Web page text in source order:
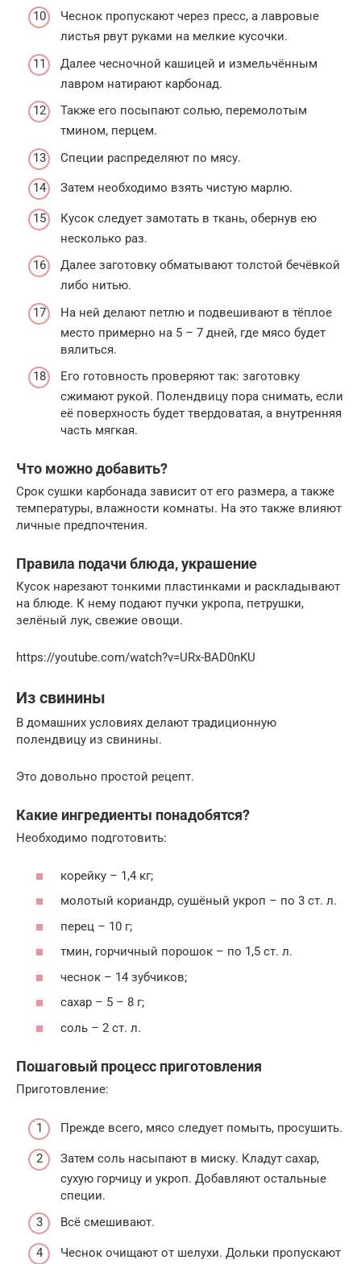
Чеснок пропускают через пресс, а лавровые
листья рвут руками на мелкие кусочки.
Далее чесночной кашицей и измельчённым
лавром натирают карбонад.
Также его посыпают солью, перемолотым
тмином, перцем.
Специи распределяют по мясу.
Затем необходимо взять чистую марлю.
Кусок следует замотать в ткань, обернув ею
несколько раз.
Далее заготовку обматывают толстой бечёвкой
либо нитью.
На ней делают петлю и подвешивают в тёплое
место примерно на 5 – 7 дней, где мясо будет
вялиться.
Его готовность проверяют так: заготовку
сжимают рукой. Полендвицу пора снимать, если
её поверхность будет твердоватая, а внутренняя
часть мягкая.
Что можно добавить?
Срок сушки карбонада зависит от его размера, а также
температуры, влажности комнаты. На это также влияют
личные предпочтения.
Правила подачи блюда, украшение
Кусок нарезают тонкими пластинками и раскладывают
на блюде. К нему подают пучки укропа, петрушки,
зелёный лук, свежие овощи.
https://youtube.com/watch?v=URx-BAD0nKU
Из свинины
В домашних условиях делают традиционную
полендвицу из свинины.
Это довольно простой рецепт.
Какие ингредиенты понадобятся?
Необходимо подготовить:
корейку – 1,4 кг;
молотый кориандр, сушёный укроп – по 3 ст. л.
перец – 10 г;
тмин, горчичный порошок – по 1,5 ст. л.
чеснок – 14 зубчиков;
сахар – 5 – 8 г;
соль – 2 ст. л.
Пошаговый процесс приготовления
Приготовление:
Прежде всего, мясо следует помыть, просушить.
Затем соль насыпают в миску. Кладут сахар,
сухую горчицу и укроп. Добавляют остальные
специи.
Всё смешивают.
Чеснок очищают от шелухи. Дольки пропускают